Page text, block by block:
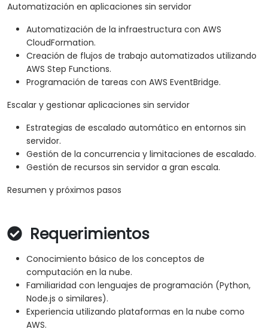
Automatización en aplicaciones sin servidor
Automatización de la infraestructura con AWS
CloudFormation.
Creación de flujos de trabajo automatizados utilizando
AWS Step Functions.
Programación de tareas con AWS EventBridge.
Escalar y gestionar aplicaciones sin servidor
Estrategias de escalado automático en entornos sin
servidor.
Gestión de la concurrencia y limitaciones de escalado.
Gestión de recursos sin servidor a gran escala.
Resumen y próximos pasos
Requerimientos
Conocimiento básico de los conceptos de
computación en la nube.
Familiaridad con lenguajes de programación (Python,
Node.js o similares).
Experiencia utilizando plataformas en la nube como
AWS.